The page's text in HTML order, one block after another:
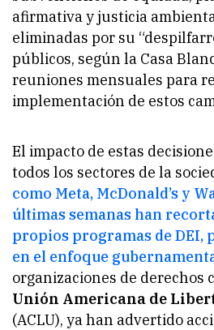
afirmativa y justicia
eliminadas por su
públicos, según la Casa
reuniones mensuales para
implementación de estos
El impacto de estas
todos los sectores de la
como Meta, McDonald’s y
últimas semanas han
propios programas de
en el enfoque
organizaciones de derechos
Unión Americana de
(ACLU), ya han advertido